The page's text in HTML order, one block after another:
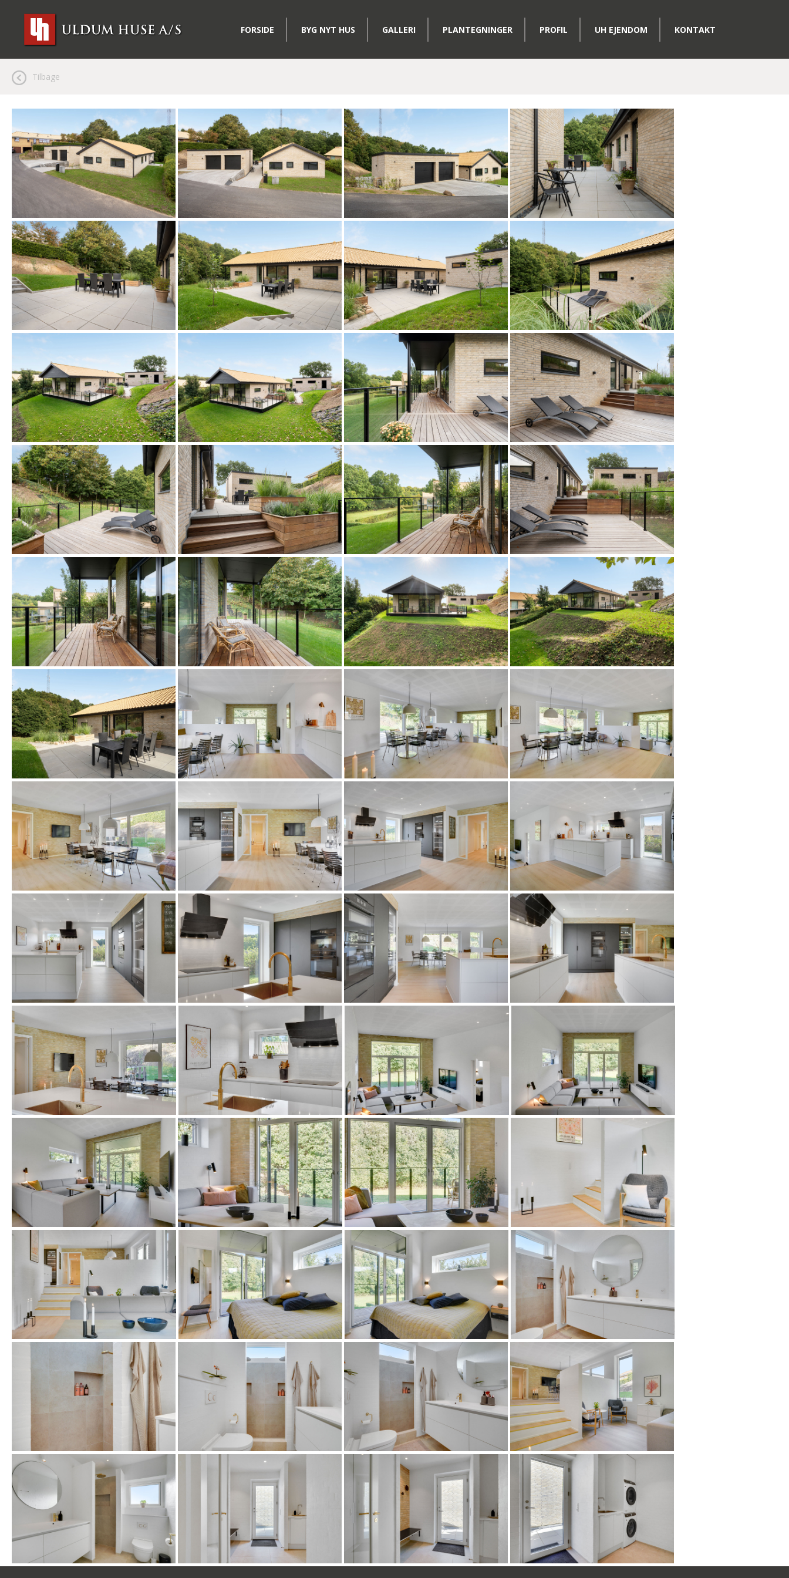
FORSIDE BYG NYT HUS GALLERI PLANTEGNINGER PROFIL UH EJENDOM KONTAKT
Tilbage